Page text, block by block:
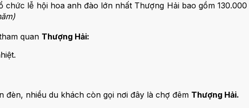
lễ hội hoa anh đào lớn nhất Thượng Hải bao gồm
quan Thượng Hải:
đèn, nhiều du khách còn gọi nơi đây là chợ đêm Thượng Hải.